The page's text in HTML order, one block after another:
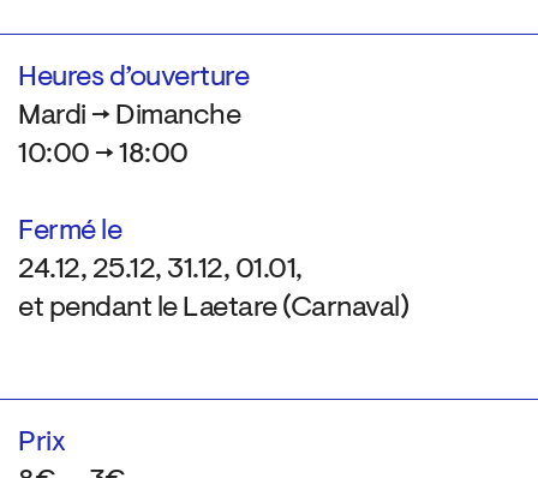
Heures d’ouverture
Mardi → Dimanche
10:00 → 18:00
Fermé le
24.12, 25.12, 31.12, 01.01,
et pendant le Laetare (Carnaval)
Prix